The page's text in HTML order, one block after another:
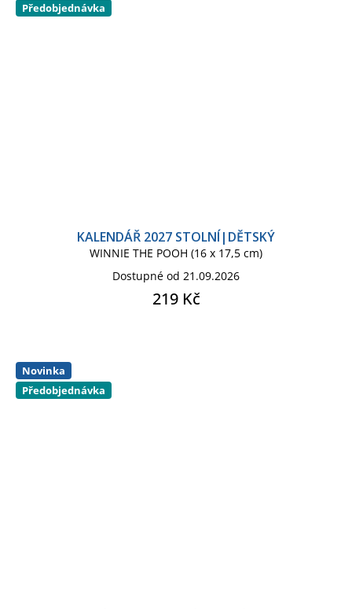
Předobjednávka
KALENDÁŘ 2027 STOLNÍ|DĚTSKÝ
WINNIE THE POOH (16 x 17,5 cm)
Dostupné od 21.09.2026
219 Kč
Novinka
Předobjednávka